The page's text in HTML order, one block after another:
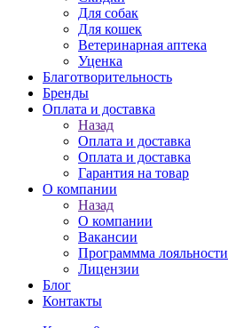
Для собак
Для кошек
Ветеринарная аптека
Уценка
Благотворительность
Бренды
Оплата и доставка
Назад
Оплата и доставка
Оплата и доставка
Гарантия на товар
О компании
Назад
О компании
Вакансии
Программма лояльности
Лицензии
Блог
Контакты